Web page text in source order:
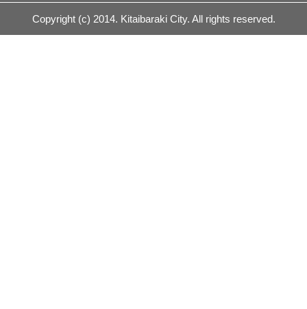
Copyright (c) 2014. Kitaibaraki City. All rights reserved.